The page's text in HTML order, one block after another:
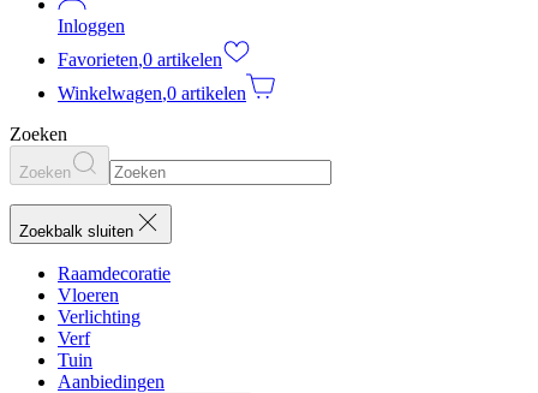
Inloggen
Favorieten,0 artikelen
Winkelwagen,0 artikelen
Zoeken
Zoeken
Zoekbalk sluiten
Raamdecoratie
Vloeren
Verlichting
Verf
Tuin
Aanbiedingen